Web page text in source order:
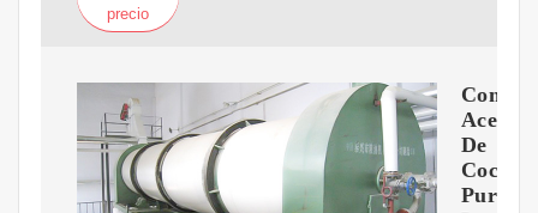
precio
Aceite
De
Coco
Puro